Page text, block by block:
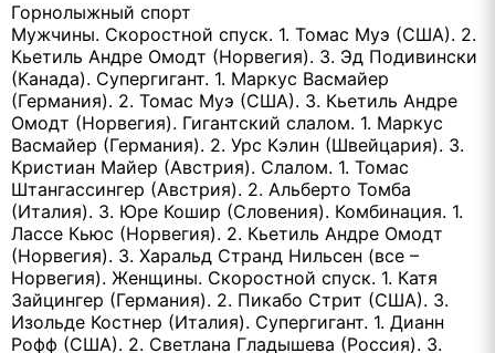
Горнолыжный спорт
Мужчины. Скоростной спуск. 1. Томас Муэ (США). 2.
Кьетиль Андре Омодт (Норвегия). 3. Эд Подивински
(Канада). Супергигант. 1. Маркус Васмайер
(Германия). 2. Томас Муэ (США). 3. Кьетиль Андре
Омодт (Норвегия). Гигантский слалом. 1. Маркус
Васмайер (Германия). 2. Урс Кэлин (Швейцария). 3.
Кристиан Майер (Австрия). Слалом. 1. Томас
Штангассингер (Австрия). 2. Альберто Томба
(Италия). 3. Юре Кошир (Словения). Комбинация. 1.
Лассе Кьюс (Норвегия). 2. Кьетиль Андре Омодт
(Норвегия). 3. Харальд Странд Нильсен (все –
Норвегия). Женщины. Скоростной спуск. 1. Катя
Зайцингер (Германия). 2. Пикабо Стрит (США). 3.
Изольде Костнер (Италия). Супергигант. 1. Дианн
Рофф (США). 2. Светлана Гладышева (Россия). 3.